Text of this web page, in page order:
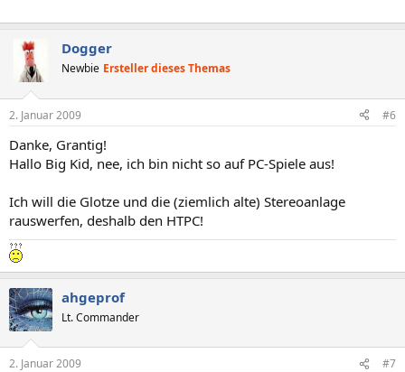
Dogger
Newbie Ersteller dieses Themas
2. Januar 2009 #6
Danke, Grantig!
Hallo Big Kid, nee, ich bin nicht so auf PC-Spiele aus!
Ich will die Glotze und die (ziemlich alte) Stereoanlage
rauswerfen, deshalb den HTPC!
ahgeprof
Lt. Commander
2. Januar 2009 #7